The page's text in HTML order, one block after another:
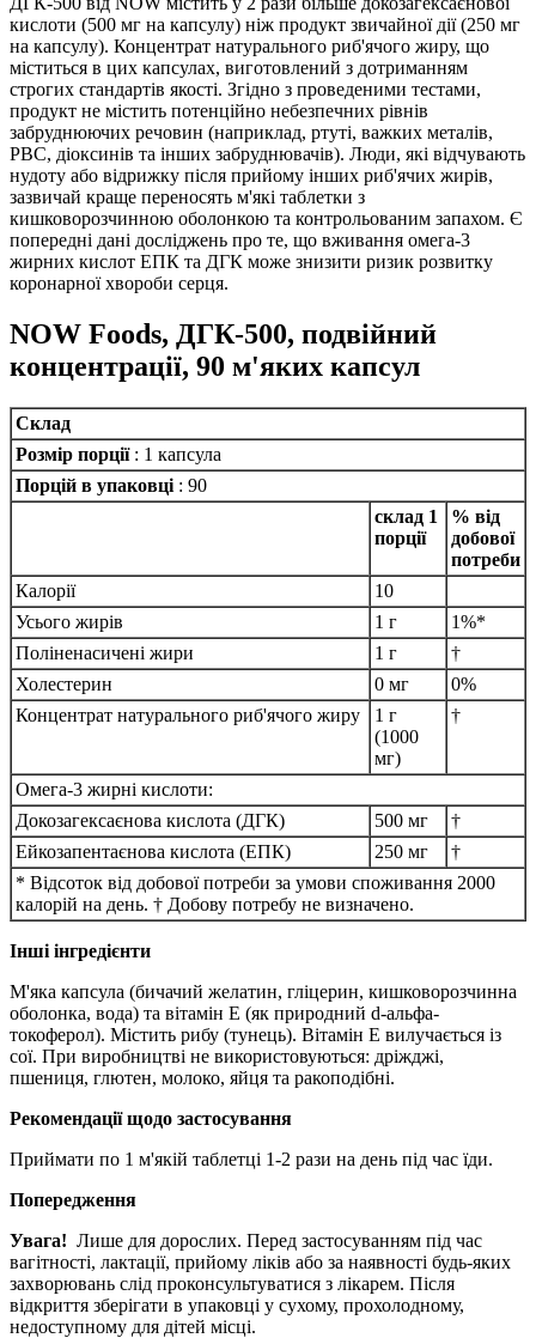
кислоти (500 мг на капсулу) ніж продукт звичайної дії (250 мг
на капсулу). Концентрат натурального риб'ячого жиру, що
міститься в цих капсулах, виготовлений з дотриманням
строгих стандартів якості. Згідно з проведеними тестами,
продукт не містить потенційно небезпечних рівнів
забруднюючих речовин (наприклад, ртуті, важких металів,
PBC, діоксинів та інших забруднювачів). Люди, які відчувають
нудоту або відрижку після прийому інших риб'ячих жирів,
зазвичай краще переносять м'які таблетки з
кишковорозчинною оболонкою та контрольованим запахом. Є
попередні дані досліджень про те, що вживання омега-3
жирних кислот ЕПК та ДГК може знизити ризик розвитку
коронарної хвороби серця.
NOW Foods, ДГК-500, подвійний
концентрації, 90 м'яких капсул
Склад
Розмір порції: 1 капсула
Порцій в упаковці : 90
склад 1
порції
% від
добової
потреби
Калорії
10
Усього жирів
1 г
1%*
Поліненасичені жири
1 г
†
Холестерин
0 мг
0%
Концентрат натурального риб'ячого жиру
1 г
(1000
мг)
†
Омега-3 жирні кислоти:
Докозагексаєнова кислота (ДГК)
500 мг
†
Ейкозапентаєнова кислота (ЕПК)
250 мг
†
* Відсоток від добової потреби за умови споживання 2000
калорій на день. † Добову потребу не визначено.
Інші інгредієнти
М'яка капсула (бичачий желатин, гліцерин, кишковорозчинна
оболонка, вода) та вітамін Е (як природний d-альфа-
токоферол). Містить рибу (тунець). Вітамін Е вилучається із
сої. При виробництві не використовуються: дріжджі,
пшениця, глютен, молоко, яйця та ракоподібні.
Рекомендації щодо застосування
Приймати по 1 м'якій таблетці 1-2 рази на день під час їди.
Попередження
Увага! Лише для дорослих. Перед застосуванням під час
вагітності, лактації, прийому ліків або за наявності будь-яких
захворювань слід проконсультуватися з лікарем. Після
відкриття зберігати в упаковці у сухому, прохолодному,
недоступному для дітей місці.